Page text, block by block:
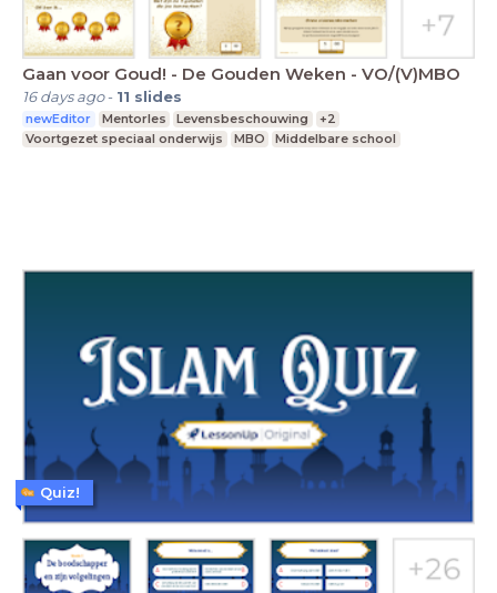
Gaan voor Goud! - De Gouden Weken - VO/(V)MBO
16 days ago- 11 slides
newEditor Mentorles Levensbeschouwing
+2
Voortgezet speciaal onderwijs
MBO Middelbare school
Quiz!